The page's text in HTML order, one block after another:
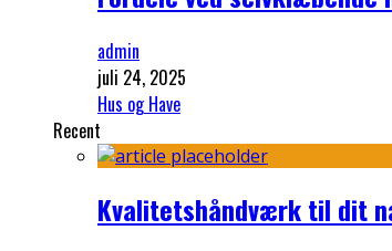
admin
juli 24, 2025
Hus og Have
Recent
Kvalitetshåndværk til dit